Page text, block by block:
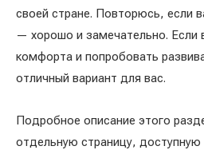
своей стране. Повторюсь, если
— хорошо и замечательно. Если
комфорта и попробовать
отличный вариант для вас.
Подробное описание этого
отдельную страницу, доступную